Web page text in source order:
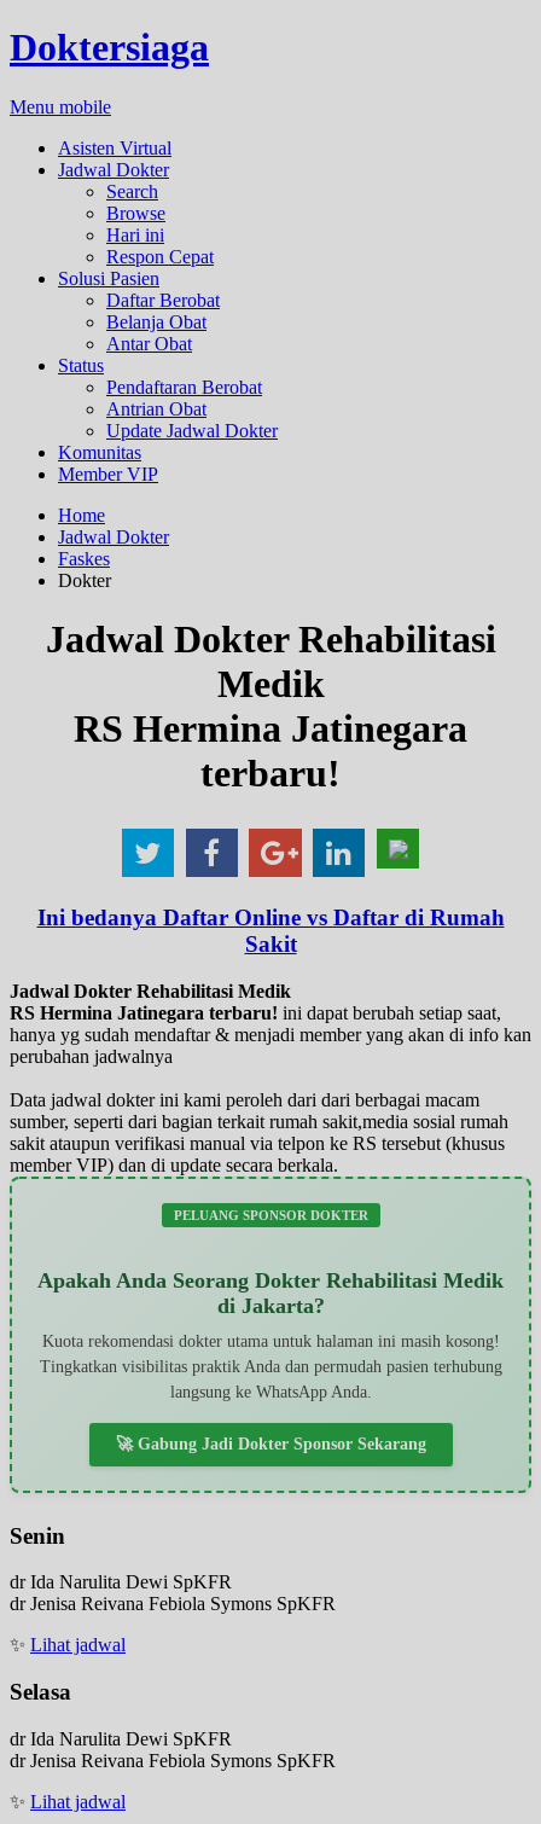
Doktersiaga
Menu mobile
Asisten Virtual
Jadwal Dokter
Search
Browse
Hari ini
Respon Cepat
Solusi Pasien
Daftar Berobat
Belanja Obat
Antar Obat
Status
Pendaftaran Berobat
Antrian Obat
Update Jadwal Dokter
Komunitas
Member VIP
Home
Jadwal Dokter
Faskes
Dokter
Jadwal Dokter Rehabilitasi
Medik
RS Hermina Jatinegara
terbaru!
Ini bedanya Daftar Online vs Daftar di Rumah
Sakit
Jadwal Dokter Rehabilitasi Medik
RS Hermina Jatinegara terbaru! ini dapat berubah setiap saat,
hanya yg sudah mendaftar & menjadi member yang akan di info kan
perubahan jadwalnya
Data jadwal dokter ini kami peroleh dari dari berbagai macam
sumber, seperti dari bagian terkait rumah sakit,media sosial rumah
sakit ataupun verifikasi manual via telpon ke RS tersebut (khusus
member VIP) dan di update secara berkala.
PELUANG SPONSOR DOKTER
Apakah Anda Seorang Dokter Rehabilitasi Medik
di Jakarta?
Kuota rekomendasi dokter utama untuk halaman ini masih kosong!
Tingkatkan visibilitas praktik Anda dan permudah pasien terhubung
langsung ke WhatsApp Anda.
🚀 Gabung Jadi Dokter Sponsor Sekarang
Senin
dr Ida Narulita Dewi SpKFR
dr Jenisa Reivana Febiola Symons SpKFR
✨ Lihat jadwal
Selasa
dr Ida Narulita Dewi SpKFR
dr Jenisa Reivana Febiola Symons SpKFR
✨ Lihat jadwal